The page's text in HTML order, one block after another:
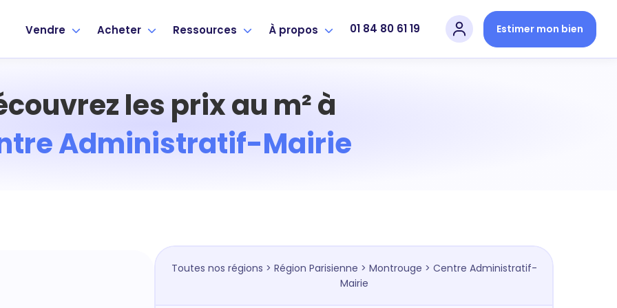
Vendre Acheter Ressources À propos 01 84 80 61 19 Estimer mon bien
les prix au m² à
Administratif-Mairie
Toutes nos régions > Région Parisienne > Montrouge > Centre Administratif-
Mairie